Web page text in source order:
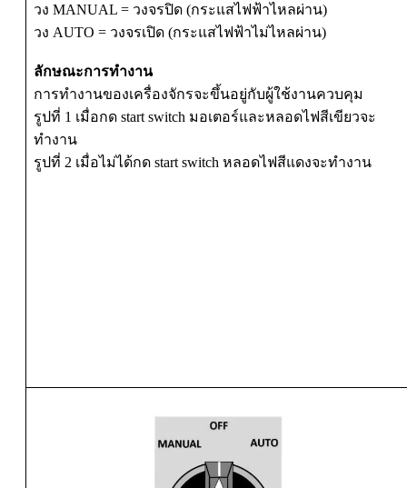
วง MANUAL = วงจรปิด (กระแสไฟฟ้าไหลผ่าน)
วง AUTO = วงจรเปิด (กระแสไฟฟ้าไม่ไหลผ่าน)
ลักษณะการทำงาน
การทำงานของเครื่องจักรจะขึ้นอยู่กับผู้ใช้งานควบคุม
รูปที่ 1 เมื่อกด start switch มอเตอร์และหลอดไฟสีเขียวจะ
ทำงาน
รูปที่ 2 เมื่อไม่ได้กด start switch หลอดไฟสีแดงจะทำงาน